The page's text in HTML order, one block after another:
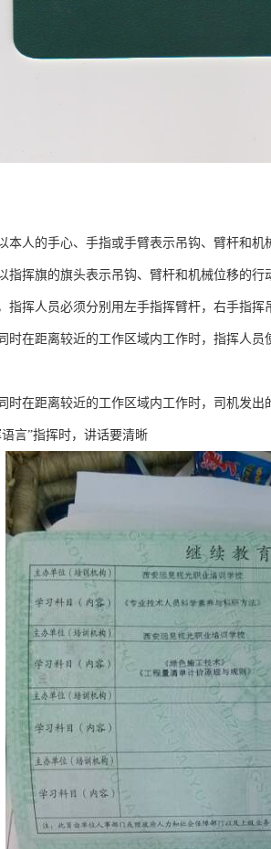
本人的手心、手指或手臂表示吊钩、臂杆和机
指挥旗的旗头表示吊钩、臂杆和机械位移的行
指挥人员必须分别用左手指挥臂杆，右手指
时在距离较近的工作区域内工作时，指挥人
时在距离较近的工作区域内工作时，司机发出
言”指挥时，讲话要清晰